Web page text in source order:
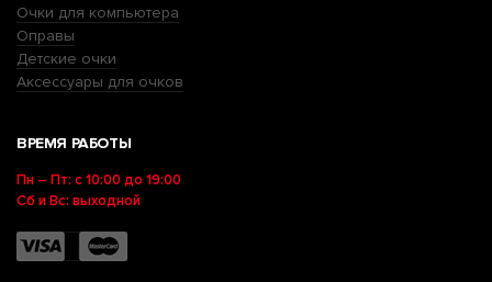
Очки для компьютера
Оправы
Детские очки
Аксессуары для очков
ВРЕМЯ РАБОТЫ
Пн – Пт: с 10:00 до 19:00
Сб и Вс: выходной